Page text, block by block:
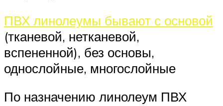
ПВХ линолеумы бывают с основой
(тканевой, нетканевой,
вспененной), без основы,
однослойные, многослойные
По назначению линолеум ПВХ